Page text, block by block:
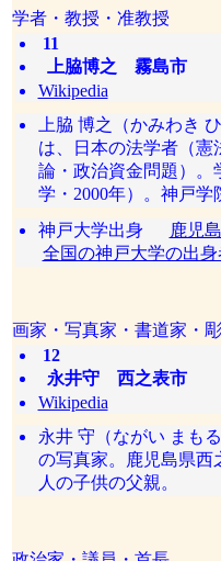
学者・教授・准教授
11
上脇博之 霧島市
Wikipedia
上脇 博之（かみわき
は、日本の法学者（憲
論・政治資金問題）。
学・2000年）。神戸学
神戸大学出身
鹿児
全国の神戸大学の出身
画家・写真家・書道家・
12
永井守 西之表市
Wikipedia
永井 守（ながい まも
の写真家。鹿児島県西
人の子供の父親。